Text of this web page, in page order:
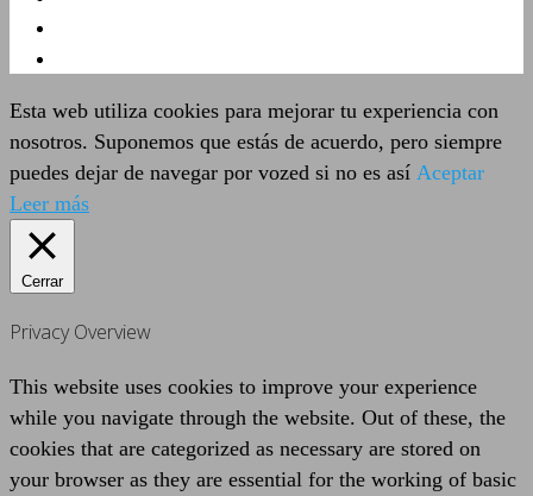
Esta web utiliza cookies para mejorar tu experiencia con
nosotros. Suponemos que estás de acuerdo, pero siempre
puedes dejar de navegar por vozed si no es así Aceptar
Leer más
Cerrar
Privacy Overview
This website uses cookies to improve your experience
while you navigate through the website. Out of these, the
cookies that are categorized as necessary are stored on
your browser as they are essential for the working of basic